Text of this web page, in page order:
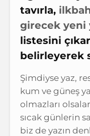
tavırla,
girecek yeni
listesini
belirleyerek
Şimdiyse yaz,
kum ve güneş
olmazları
sıcak günlerin
biz de yazın